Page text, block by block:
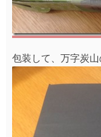
包装して、万字炭